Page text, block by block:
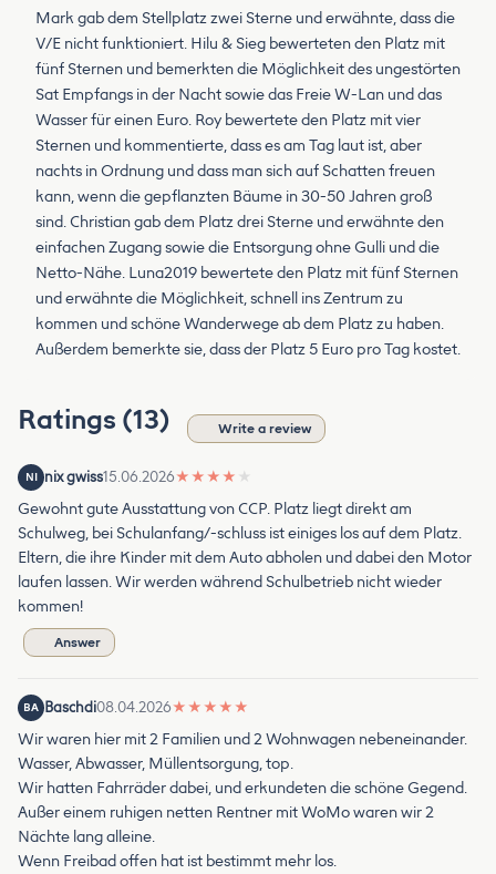
Mark gab dem Stellplatz zwei Sterne und erwähnte, dass die
V/E nicht funktioniert. Hilu & Sieg bewerteten den Platz mit
fünf Sternen und bemerkten die Möglichkeit des ungestörten
Sat Empfangs in der Nacht sowie das Freie W-Lan und das
Wasser für einen Euro. Roy bewertete den Platz mit vier
Sternen und kommentierte, dass es am Tag laut ist, aber
nachts in Ordnung und dass man sich auf Schatten freuen
kann, wenn die gepflanzten Bäume in 30-50 Jahren groß
sind. Christian gab dem Platz drei Sterne und erwähnte den
einfachen Zugang sowie die Entsorgung ohne Gulli und die
Netto-Nähe. Luna2019 bewertete den Platz mit fünf Sternen
und erwähnte die Möglichkeit, schnell ins Zentrum zu
kommen und schöne Wanderwege ab dem Platz zu haben.
Außerdem bemerkte sie, dass der Platz 5 Euro pro Tag kostet.
Ratings (13) Write a review
NI nix gwiss15.06.2026★ ★ ★ ★ ★
Gewohnt gute Ausstattung von CCP. Platz liegt direkt am
Schulweg, bei Schulanfang/-schluss ist einiges los auf dem Platz.
Eltern, die ihre Kinder mit dem Auto abholen und dabei den Motor
laufen lassen. Wir werden während Schulbetrieb nicht wieder
kommen!
Answer
BA Baschdi08.04.2026★ ★ ★ ★ ★
Wir waren hier mit 2 Familien und 2 Wohnwagen nebeneinander.
Wasser, Abwasser, Müllentsorgung, top.
Wir hatten Fahrräder dabei, und erkundeten die schöne Gegend.
Außer einem ruhigen netten Rentner mit WoMo waren wir 2
Nächte lang alleine.
Wenn Freibad offen hat ist bestimmt mehr los.